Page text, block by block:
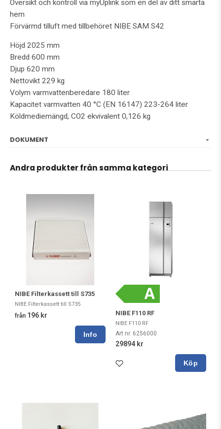
Översikt och kontroll via myUplink som en del av ditt smarta
hem
Förvärmd tilluft med tillbehöret NIBE SAM S42
Höjd 2025 mm
Bredd 600 mm
Djup 620 mm
Nettovikt 229 kg
Volym varmvattenberedare 180 liter
Kapacitet varmvatten 40 °C (EN 16147) 223-264 liter
Köldmediemängd, CO2 ekvivalent 0,126 kg
DOKUMENT
Andra produkter från samma kategori
NIBE Filterkassett till S735
NIBE Filterkassett till S735
från 196 kr NIBE F110 RF
NIBE F110 RF
Art nr. 6256000
29894 kr
Köp